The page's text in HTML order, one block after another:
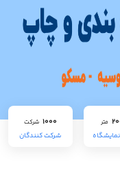
متر 1000 شرکت
شرکت کنندگان